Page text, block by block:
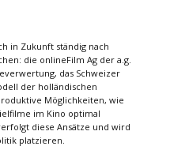
in Zukunft ständig nach
die onlineFilm Ag der a.g.
das Schweizer
der holländischen
Möglichkeiten, wie
im Kino optimal
diese Ansätze und wird
platzieren.